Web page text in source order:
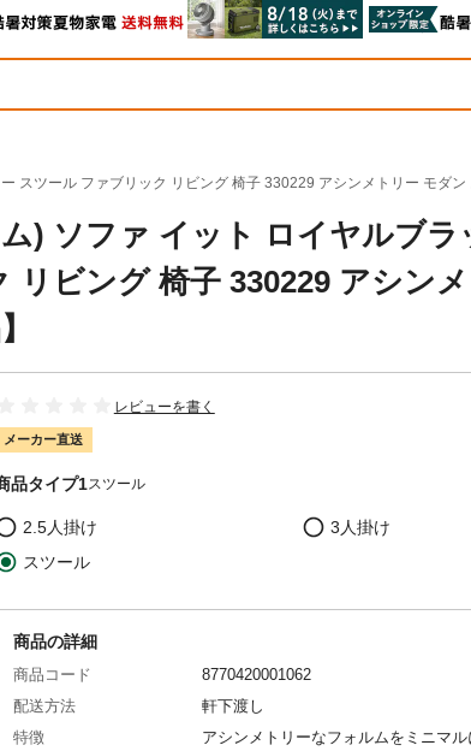
スツール ファブリック リビング 椅子 330229 アシンメトリー モダン
) ソファ イット ロイヤルブラ
ビング 椅子 330229 アシン
レビューを書く
メーカー直送
品タイプ1スツール
2.5人掛け
3人掛け
スツール
商品の詳細
商品コード
8770420001062
配送方法
軒下渡し
特徴
アシンメトリーなフォルムをミニマ